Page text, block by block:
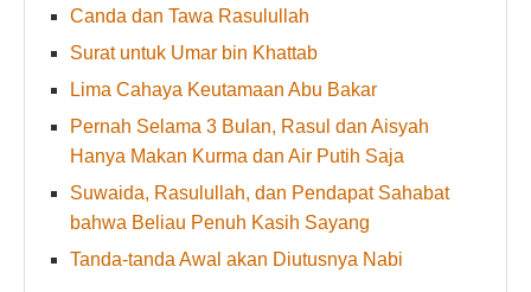
Canda dan Tawa Rasulullah
Surat untuk Umar bin Khattab
Lima Cahaya Keutamaan Abu Bakar
Pernah Selama 3 Bulan, Rasul dan Aisyah
Hanya Makan Kurma dan Air Putih Saja
Suwaida, Rasulullah, dan Pendapat Sahabat
bahwa Beliau Penuh Kasih Sayang
Tanda-tanda Awal akan Diutusnya Nabi